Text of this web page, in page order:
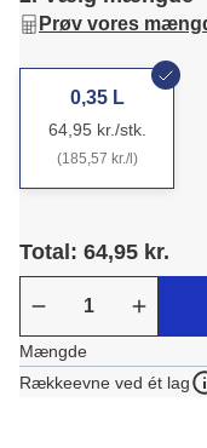
Prøv vores
0,35 L
64,95 kr./stk.
(185,57 kr./l)
Total: 64,95 kr.
Mængde
Rækkeevne ved ét lag